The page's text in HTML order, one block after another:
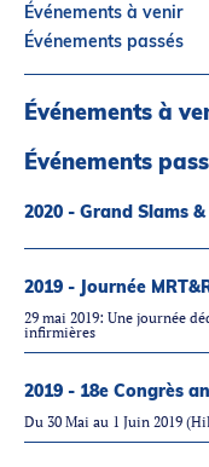
Contact
À Propos
Partenaires
Introduction à la RI
Carrières en RI
Événements à venir
Événements passés
Événements à
Événements
2020 - Grand Slams
2019 - Journée
29 mai 2019: Une journée
infirmières
2019 - 18e Congrès
Du 30 Mai au 1 Juin 2019